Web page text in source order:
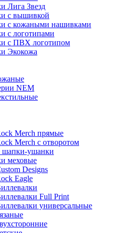
Лига Звезд
с вышивкой
с кожаными нашивками
с логотипами
с ПВХ логотипом
Экокожа
NEM
Merch прямые
Merch с отворотом
ушанки
меховые
Designs
Eagle
Full Print
универсальные